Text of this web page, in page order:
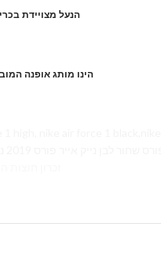
.הנעל מצויידת
הינו מותג אופנה